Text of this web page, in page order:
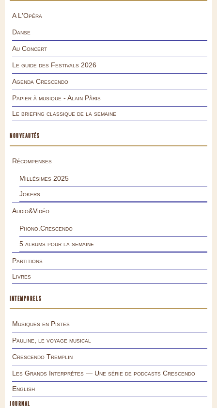
A L'Opéra
Danse
Au Concert
Le guide des Festivals 2026
Agenda Crescendo
Papier à musique - Alain Pâris
Le briefing classique de la semaine
NOUVEAUTÉS
Récompenses
Millésimes 2025
Jokers
Audio&Vidéo
Phono.Crescendo
5 albums pour la semaine
Partitions
Livres
INTEMPORELS
Musiques en Pistes
Pauline, le voyage musical
Crescendo Tremplin
Les Grands Interprètes — Une série de podcasts Crescendo
English
JOURNAL